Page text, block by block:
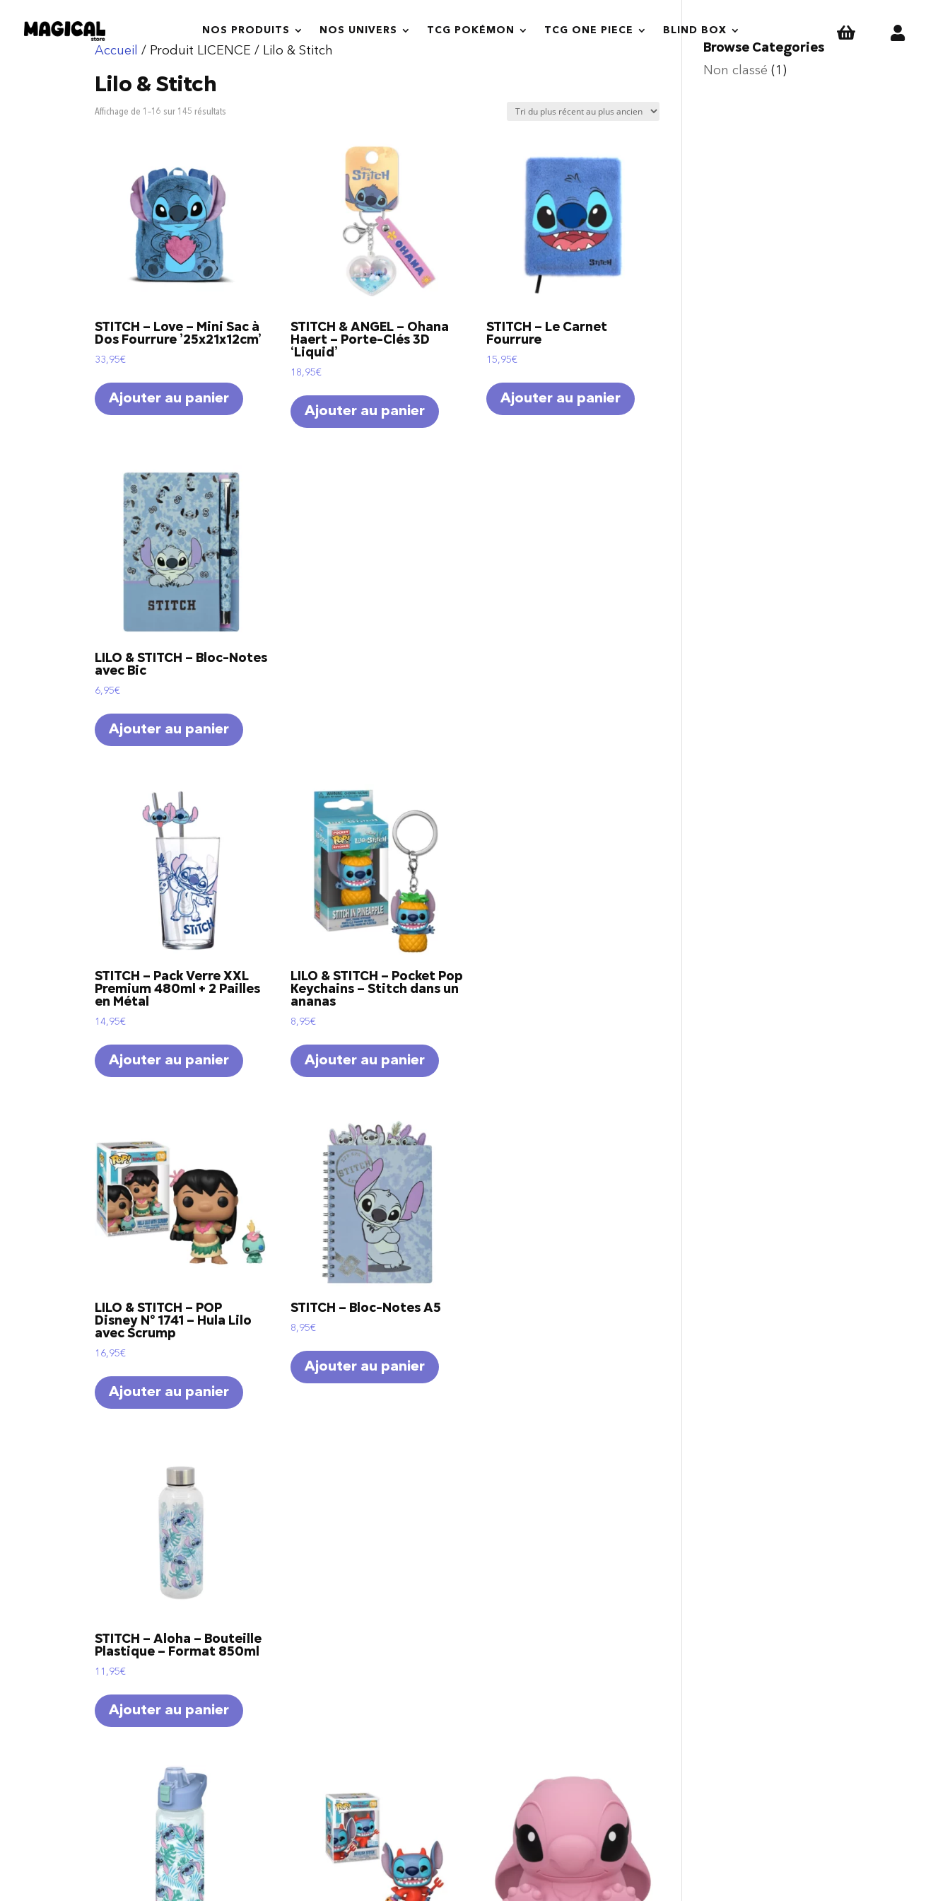
NOS PRODUITS NOS UNIVERS TCG POKÉMON TCG ONE PIECE BLIND BOX  
Accueil / Produit LICENCE / Lilo & Stitch
Lilo & Stitch
Affichage de 1–16 sur 145 résultats
STITCH – Love – Mini Sac à
Dos Fourrure ’25x21x12cm’
33,95€
Ajouter au panier
STITCH & ANGEL – Ohana
Haert – Porte-Clés 3D
‘Liquid’
18,95€
Ajouter au panier
STITCH – Le Carnet
Fourrure
15,95€
Ajouter au panier
LILO & STITCH – Bloc-Notes
avec Bic
6,95€
Ajouter au panier
STITCH – Pack Verre XXL
Premium 480ml + 2 Pailles
en Métal
14,95€
Ajouter au panier
LILO & STITCH – Pocket Pop
Keychains – Stitch dans un
ananas
8,95€
Ajouter au panier
LILO & STITCH – POP
Disney N° 1741 – Hula Lilo
avec Scrump
16,95€
Ajouter au panier
STITCH – Bloc-Notes A5
8,95€
Ajouter au panier
STITCH – Aloha – Bouteille
Plastique – Format 850ml
11,95€
Ajouter au panier
Browse Categories
Non classé (1)